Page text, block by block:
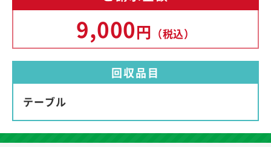
9,000円 （税込）
回収品目
テーブル